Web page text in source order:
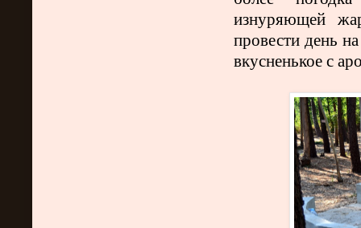
изнуряющей
провести день
вкусненькое с